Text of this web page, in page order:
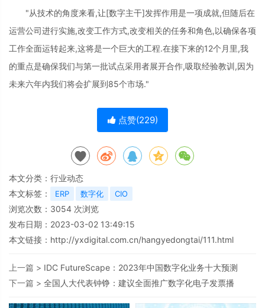
"从技术的角度来看,让[数字主干]发挥作用是一项成就,但随后在
运营公司进行实施,改变工作方式,改变相关的任务和角色,以确保各项
工作全面运转起来,这将是一个巨大的工程.在接下来的12个月里,我
的重点是确保我们与第一批试点采用者展开合作,吸取经验教训,因为
未来六年内我们将会扩展到85个市场."
点赞(229)
本文分类： 行业动态
本文标签：
ERP 数字化 CIO
浏览次数： 3054 次浏览
发布日期：2023-03-02 13:49:15
本文链接： http://yxdigital.com.cn/hangyedongtai/111.html
上一篇 > IDC FutureScape：2023年中国数字化业务十大预测
下一篇 > 全国人大代表钟铮：建议全面推广数字化电子发票播